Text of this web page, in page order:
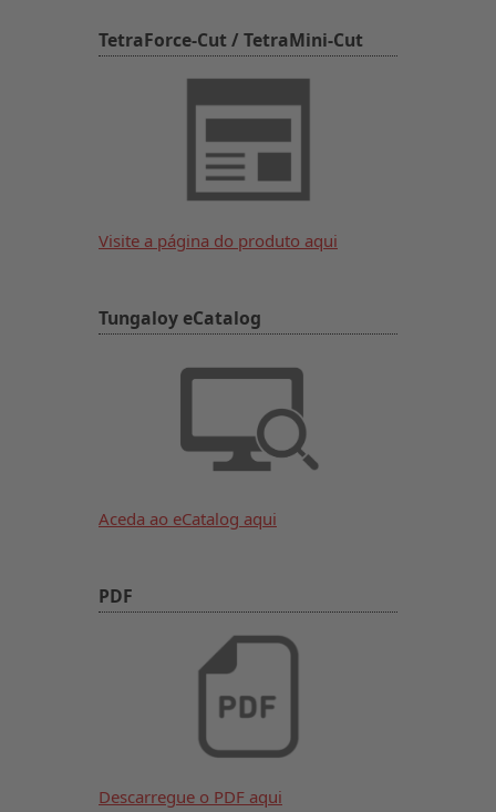
TetraForce-Cut / TetraMini-Cut
Visite a página do produto aqui
Tungaloy eCatalog
Aceda ao eCatalog aqui
PDF
Descarregue o PDF aqui